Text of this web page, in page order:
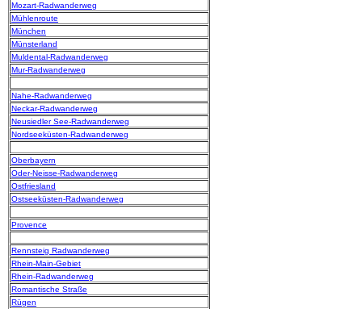
Mozart-Radwanderweg
Mühlenroute
München
Münsterland
Muldental-Radwanderweg
Mur-Radwanderweg
Nahe-Radwanderweg
Neckar-Radwanderweg
Neusiedler See-Radwanderweg
Nordseeküsten-Radwanderweg
Oberbayern
Oder-Neisse-Radwanderweg
Ostfriesland
Ostseeküsten-Radwanderweg
Provence
Rennsteig Radwanderweg
Rhein-Main-Gebiet
Rhein-Radwanderweg
Romantische Straße
Rügen